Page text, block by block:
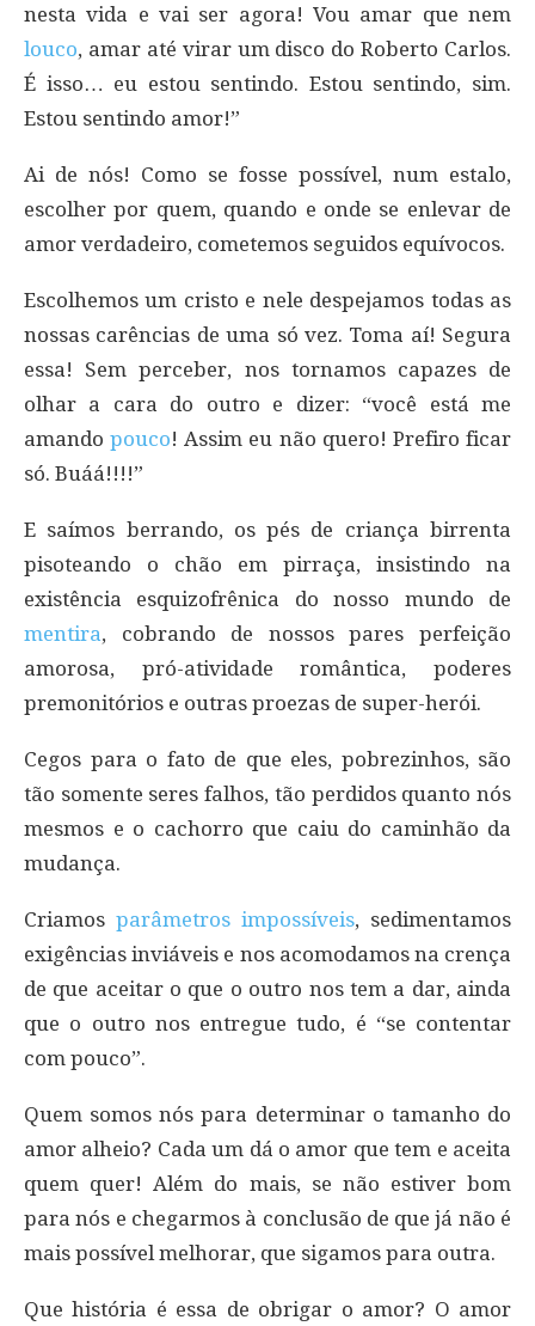
nesta vida e vai ser agora! Vou amar que nem
louco, amar até virar um disco do Roberto Carlos.
É isso… eu estou sentindo. Estou sentindo, sim.
Estou sentindo amor!”
Ai de nós! Como se fosse possível, num estalo,
escolher por quem, quando e onde se enlevar de
amor verdadeiro, cometemos seguidos equívocos.
Escolhemos um cristo e nele despejamos todas as
nossas carências de uma só vez. Toma aí! Segura
essa! Sem perceber, nos tornamos capazes de
olhar a cara do outro e dizer: “você está me
amandopouco! Assim eu não quero! Prefiro ficar
só. Buáá!!!!”
E saímos berrando, os pés de criança birrenta
pisoteando o chão em pirraça, insistindo na
existência esquizofrênica do nosso mundo de
mentira, cobrando de nossos pares perfeição
amorosa, pró-atividade romântica, poderes
premonitórios e outras proezas de super-herói.
Cegos para o fato de que eles, pobrezinhos, são
tão somente seres falhos, tão perdidos quanto nós
mesmos e o cachorro que caiu do caminhão da
mudança.
Criamos parâmetros impossíveis, sedimentamos
exigências inviáveis e nos acomodamos na crença
de que aceitar o que o outro nos tem a dar, ainda
que o outro nos entregue tudo, é “se contentar
com pouco”.
Quem somos nós para determinar o tamanho do
amor alheio? Cada um dá o amor que tem e aceita
quem quer! Além do mais, se não estiver bom
para nós e chegarmos à conclusão de que já não é
mais possível melhorar, que sigamos para outra.
Que história é essa de obrigar o amor? O amor